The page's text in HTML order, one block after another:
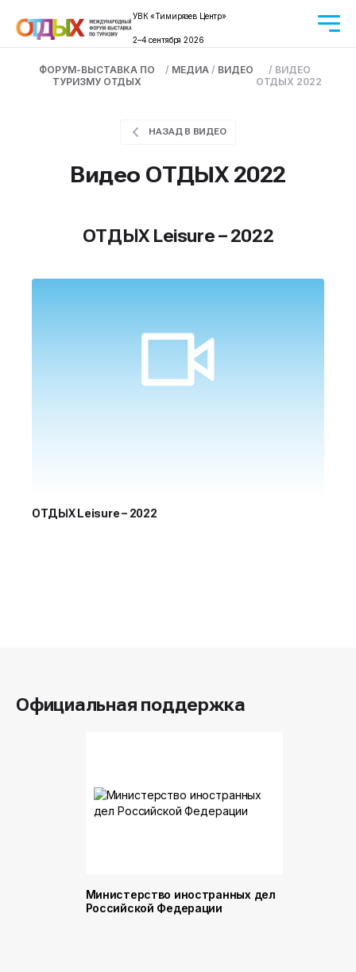
УВК «Тимирязев Центр»
2–4 сентября 2026
ФОРУМ-ВЫСТАВКА ПО
ТУРИЗМУ ОТДЫХ
/ МЕДИА/ ВИДЕО / ВИДЕО
ОТДЫХ 2022
НАЗАД В ВИДЕО
Видео ОТДЫХ 2022
ОТДЫХ Leisure – 2022
ОТДЫХ Leisure – 2022
Официальная поддержка
Министерство иностранных дел
Российской Федерации